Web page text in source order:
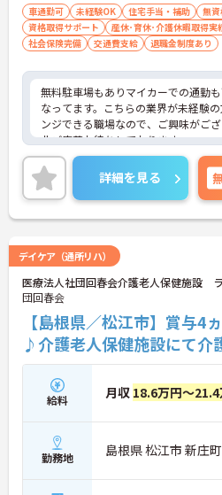
車通勤可 未経験OK 住宅手当・補助 無
資格取得サポート
産休･育休･介護休暇取得実
社会保険完備
交通費支給 退職金制度あり
無料駐車場もありマイカーでの通勤
なってます。こちらの業界が未経験
ンジできる職場なので、ご興味がご
非ご応募お待ちしております。
詳細を見る
デイケア（通所リハ）
医療法人社団回春会介護老人保健施設
団回春会
【島根県／松江市】賞与
♪介護老人保健施設にて介
給料 月収 18.6万円～21.4
勤務地 島根県 松江市 新庄